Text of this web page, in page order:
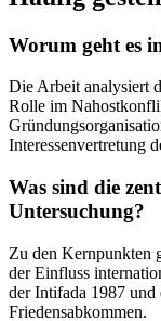
Worum geht es
Die Arbeit analysiert
Rolle im
Interessenvertretung
Was sind die
Untersuchung?
Zu den Kernpunkten
der Einfluss
der Intifada 1987
Friedensabkommen.